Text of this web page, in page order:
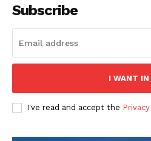
Subscribe
I WANT IN
I've read and accept the